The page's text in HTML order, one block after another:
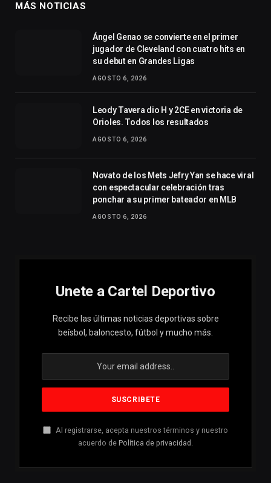
MÁS NOTICIAS
Ángel Genao se convierte en el primer
jugador de Cleveland con cuatro hits en
su debut en Grandes Ligas
AGOSTO 6, 2026
Leody Tavera dio H y 2CE en victoria de
Orioles. Todos los resultados
AGOSTO 6, 2026
Novato de los Mets Jefry Yan se hace viral
con espectacular celebración tras
ponchar a su primer bateador en MLB
AGOSTO 6, 2026
Unete a Cartel Deportivo
Recibe las últimas noticias deportivas sobre
beísbol, baloncesto, fútbol y mucho más.
Al registrarse, acepta nuestros términos y nuestro
acuerdo de Política de privacidad .